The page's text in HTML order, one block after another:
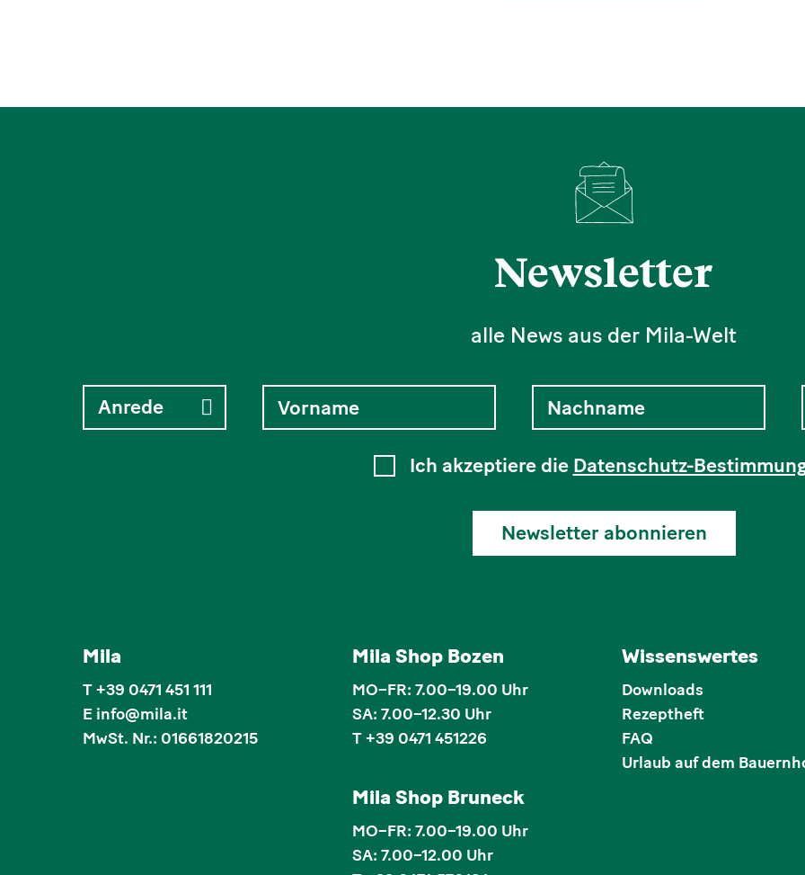
Newsletter
alle News aus der Mila-Welt
Ich akzeptiere die Datenschutz-
Newsletter abonnieren
Mila
T+39 0471 451 111
E info@mila.it
MwSt. Nr.: 01661820215
Mila Shop Bozen
MO–FR: 7.00–19.00 Uhr
SA: 7.00–12.30 Uhr
T +39 0471 451226
Mila Shop Bruneck
MO–FR: 7.00–19.00 Uhr
SA: 7.00–12.00 Uhr
Wissenswertes
Downloads
Rezeptheft
FAQ
Urlaub auf dem